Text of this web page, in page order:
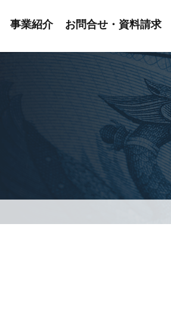
事業紹介 お問合せ・資料請求